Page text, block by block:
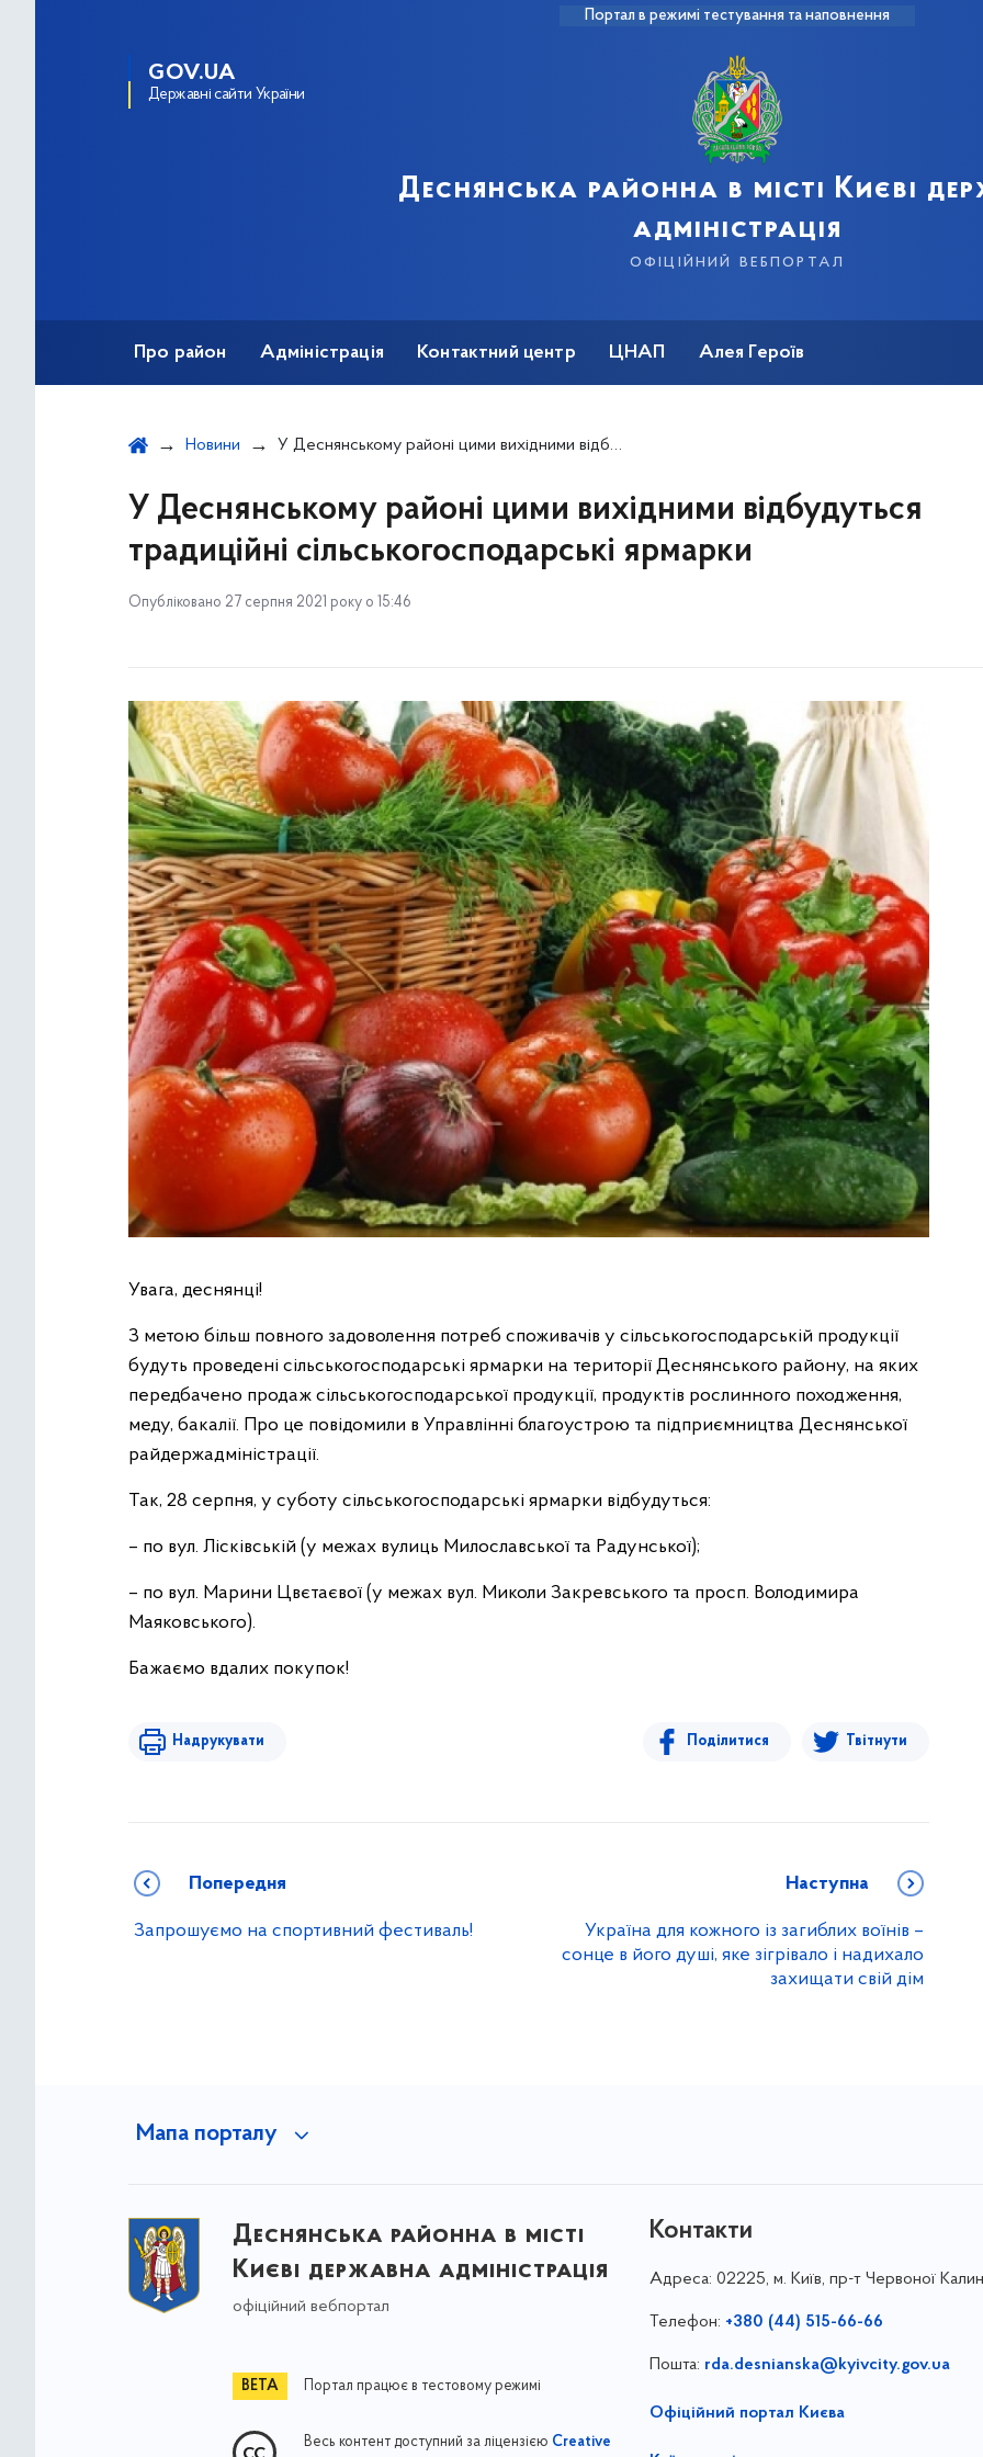
Портал в режимі тестування та наповнення
GOV.UA
Державні сайти України
Деснянська районна в місті Києві
адміністрація
офіційний вебпортал
Про район Адміністрація Контактний центр ЦНАП Алея Героїв
Новини У Деснянському районі цими вихідними відбудуться традиційні сільськогосподарські ярмарки
У Деснянському районі цими вихідними відбудуться
традиційні сільськогосподарські ярмарки
Опубліковано 27 серпня 2021 року о 15:46
Увага, деснянці!
З метою більш повного задоволення потреб споживачів у сільськогосподарській продукції
будуть проведені сільськогосподарські ярмарки на території Деснянського району, на яких
передбачено продаж сільськогосподарської продукції, продуктів рослинного походження,
меду, бакалії. Про це повідомили в Управлінні благоустрою та підприємництва Деснянської
райдержадміністрації.
Так, 28 серпня, у суботу сільськогосподарські ярмарки відбудуться:
– по вул. Лісківській (у межах вулиць Милославської та Радунської);
– по вул. Марини Цвєтаєвої (у межах вул. Миколи Закревського та просп. Володимира
Маяковського).
Бажаємо вдалих покупок!
Надрукувати Поділитися Твітнути
Попередня
Запрошуємо на спортивний фестиваль!
Наступна
Україна для кожного із загиблих воїнів –
сонце в його душі, яке зігрівало і надихало
захищати свій дім
Мапа порталу
Деснянська районна в місті
Києві державна адміністрація
офіційний вебпортал
Портал працює в тестовому режимі
Весь контент доступний за ліцензією Creative
Контакти
Адреса: 02225, м. Київ, пр-т Червоної
Телефон: +380 (44) 515-66-66
Пошта: rda.desnianska@kyivcity.gov.ua
Офіційний портал Києва